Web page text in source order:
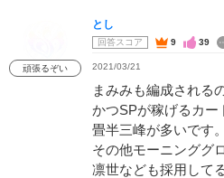
頑張るぞい
とし
回答スコア 9 39
2021/03/21
まみみも編成される
かつSPが稼げるカー
畳半三峰が多いです。
その他モーニンググ
凛世なども採用して